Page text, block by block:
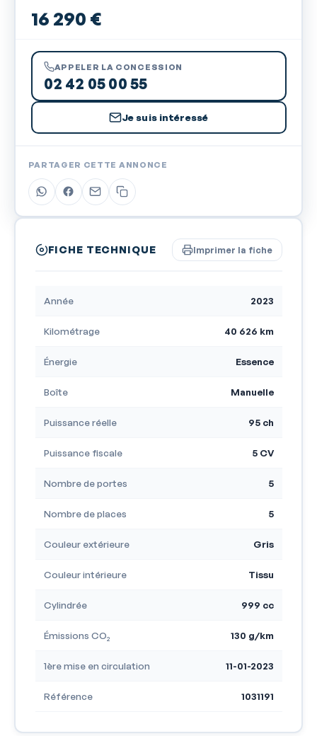
FICHE TECHNIQUE Imprimer la fiche
Année 2023
Kilométrage 40 626 km
Énergie Essence
Boîte Manuelle
Puissance réelle 95 ch
Puissance fiscale 5 CV
Nombre de portes 5
Nombre de places 5
Couleur extérieure Gris
Couleur intérieure Tissu
Cylindrée 999 cc
Émissions CO₂ 130 g/km
1ère mise en circulation 11-01-2023
Référence 1031191
16 290 €
APPELER LA CONCESSION
02 42 05 00 55
Je suis intéressé
PARTAGER CETTE ANNONCE